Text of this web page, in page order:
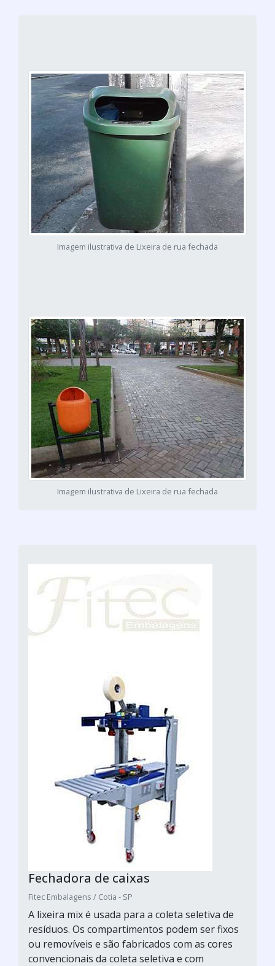
Imagem ilustrativa de Lixeira de rua fechada
Imagem ilustrativa de Lixeira de rua fechada
Fechadora de caixas
Fitec Embalagens / Cotia - SP
A lixeira mix é usada para a coleta seletiva de
resíduos. Os compartimentos podem ser fixos
ou removíveis e são fabricados com as cores
convencionais da coleta seletiva e com